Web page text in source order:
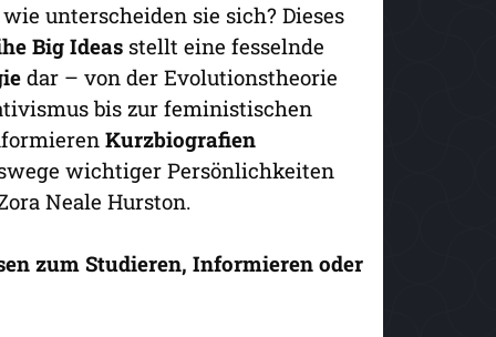
unterscheiden sie sich? Dieses
Big Ideas stellt eine fesselnde
dar – von der Evolutionstheorie
bis zur feministischen
Kurzbiografien
wichtiger Persönlichkeiten
Neale Hurston.
zum Studieren, Informieren oder